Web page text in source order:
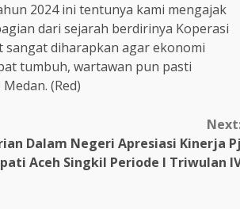
2024 ini tentunya kami mengajak
dari sejarah berdirinya Koperasi
diharapkan agar ekonomi
tumbuh, wartawan pun pasti
(Red)
Dalam Negeri Apresiasi Kinerja
Aceh Singkil Periode I Triwulan